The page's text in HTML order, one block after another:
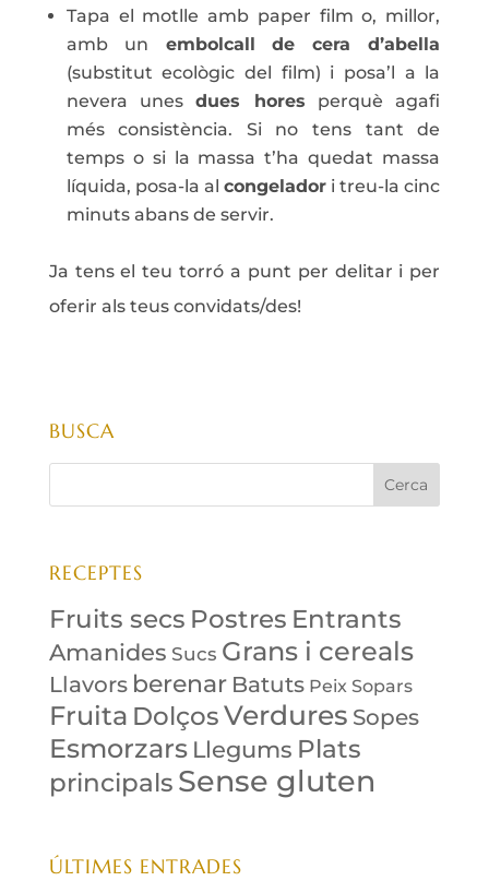
Tapa el motlle amb paper film o, millor,
amb un embolcall de cera d’abella
(substitut ecològic del film) i posa’l a la
nevera unesdues hores perquè agafi
més consistència. Si no tens tant de
temps o si la massa t’ha quedat massa
líquida, posa-la al congelador i treu-la cinc
minuts abans de servir.
Ja tens el teu torró a punt per delitar i per
oferir als teus convidats/des!
BUSCA
RECEPTES
Fruits secs Postres Entrants
Amanides Sucs Grans i cereals
Llavors berenar Batuts Peix Sopars
Fruita DolçosVerdures Sopes
Esmorzars Llegums Plats
principals Sense gluten
ÚLTIMES ENTRADES